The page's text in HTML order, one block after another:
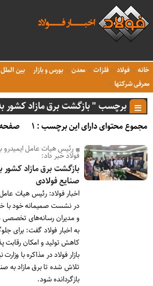
خانه فولاد فلزات معدن بورس و بازار بین الملل
معرفی شرکتها
برچسب " بازگشت برق مازاد کشور
مجموع محتوای دارای این برچسب : ۱ صفحه ۱
رئیس هیات عامل ایمیدرو
فولاد خبر داد:
بازگشت برق مازاد کشور
صنایع فولادی
اخبار فولاد: رئیس هیات
در نشست صمیمانه خود با
و مدیران رسانه‌های تخصصی
به اخبار فولاد گفت: برای
کاهش تولید و امکان رقابت
بازار فولاد در مذاکره با وزارت
تلاش شده تا برق مازاد به
بازگردانده شود.